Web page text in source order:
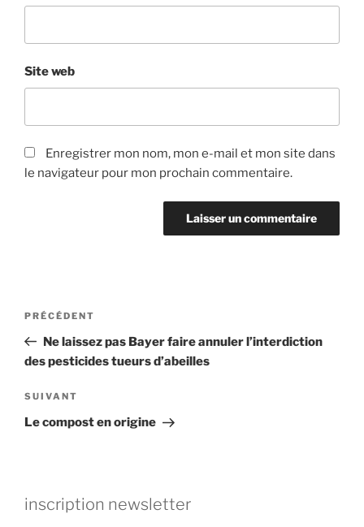
Site web
Enregistrer mon nom, mon e-mail et mon site dans
le navigateur pour mon prochain commentaire.
Navigation
l’article
Article
précédent
PRÉCÉDENT
Ne laissez pas Bayer faire annuler l’interdiction
des pesticides tueurs d’abeilles
Article
suivant
SUIVANT
Le compost en origine
inscription newsletter